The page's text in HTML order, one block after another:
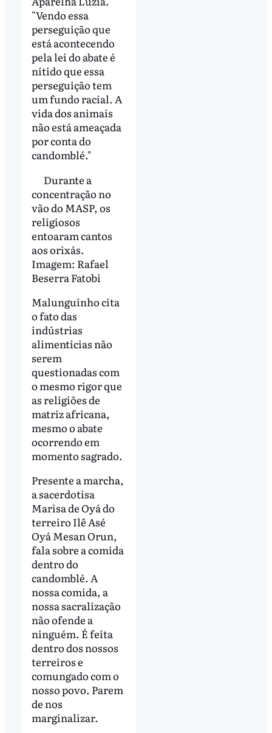
"Vendo essa
perseguição que
está acontecendo
pela lei do abate é
nítido que essa
perseguição tem
um fundo racial. A
vida dos animais
não está ameaçada
por conta do
candomblé."
Durante a
concentração no
vão do MASP, os
religiosos
entoaram cantos
aos orixás.
Imagem: Rafael
Beserra Fatobi
Malunguinho cita
o fato das
indústrias
alimentícias não
serem
questionadas com
o mesmo rigor que
as religiões de
matriz africana,
mesmo o abate
ocorrendo em
momento sagrado.
Presente a marcha,
a sacerdotisa
Marisa de Oyá do
terreiro Ilê Asé
Oyá Mesan Orun,
fala sobre a comida
dentro do
candomblé. A
nossa comida, a
nossa sacralização
não ofende a
ninguém. É feita
dentro dos nossos
terreiros e
comungado com o
nosso povo. Parem
de nos
marginalizar.